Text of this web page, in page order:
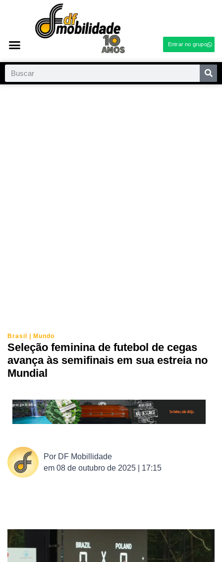
Entrar no grupo
Brasil | Mundo
Seleção feminina de futebol de cegas
avança às semifinais em sua estreia no
Mundial
Por DF Mobillidade
em 08 de outubro de 2025 | 17:15